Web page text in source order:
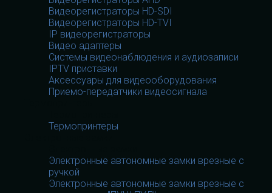
Видеорегистраторы HD-SDI
Видеорегистраторы HD-TVI
IP видеорегистраторы
Видео адаптеры
Системы видеонаблюдения и аудиозаписи
IPTV приставки
Аксессуары для видеооборудования
Приемо-передатчики видеосигнала
Термопринтеры
Электронные автономные замки врезные с
ручкой
Электронные автономные замки врезные с